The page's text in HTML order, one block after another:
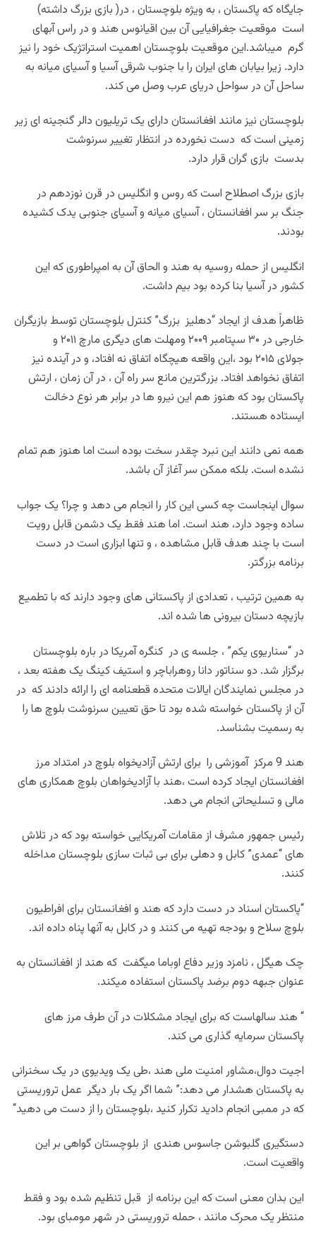
جایگاه که پاکستان ، به ویژه بلوچستان ، در( بازی بزرگ داشته)
است موقعیت جغرافیایی آن بین اقیانوس هند و در راس آبهای
گرم میباشد.این موقعیت بلوچستان اهمیت استراتژیک خود را نیز
دارد. زیرا بیابان های ایران را با جنوب شرقی آسیا و آسیای میانه به
ساحل آن در سواحل دریای عرب وصل می کند.
بلوچستان نیز مانند افغانستان دارای یک تریلیون دالر گنجینه ای زیر
زمینی است که دست نخورده در انتظار تغییر سرنوشت
بدست بازی گران قرار دارد.
بازی بزرگ اصطلاح است که روس و انگلیس در قرن نوزدهم در
جنگ بر سر افغانستان ، آسیای میانه و آسیای جنوبی یدک کشیده
بودند.
انگلیس از حمله روسیه به هند و الحاق آن به امپراطوری که این
کشور در آسیا بنا کرده بود بیم داشت.
ظاهراً هدف از ایجاد “دهلیز بزرگ” کنترل بلوچستان توسط بازیگران
خارجی در‌ ۳۰ سپتامبر۲۰۰۹ ومهلت های دیگری مارچ ۲۰۱۱ و
جولای ۲۰۱۵ بود ،این واقعه هیچگاه اتفاق نه افتاد، و در آینده نیز‌
اتفاق نخواهد افتاد. بزرگترین مانع سر‌ راه آن ، در آن زمان ، ارتش
پاکستان بود که هنوز هم این نیرو ها در برابر هر نوع دخالت
ایستاده هستند.
همه نمی دانند این نبرد چقدر سخت بوده است اما هنوز هم تمام
نشده است. بلکه ممکن سر آغاز آن باشد.
سوال اینجاست چه کسی این کار را انجام می دهد و چرا؟ یک جواب
ساده وجود دارد، هند است. اما هند فقط یک دشمن قابل رویت
است با چند هدف قابل مشاهده ، و تنها ابزاری است در دست
برنامه بزرگتر.
به همین ترتیب ، تعدادی از پاکستانی های وجود دارند که با تطمیع
بازیچه دستان بیرونی ها شده اند.
در “سناریوی یکم” ، جلسه ی در کنگره آمریکا در باره بلوچستان
برگزار شد. دو سناتور دانا روهراباچر و استیف کینگ یک هفته بعد ،
در مجلس نمایندگان ایالات متحده قطعنامه ای را ارائه دادند که در
آن از پاکستان خواسته شده بود تا حق تعیین سرنوشت بلوچ‌ ها را
به رسمیت بشناسد.
هند 9 مرکز آموزشی را برای ارتش آزادیخواه بلوچ در امتداد مرز
افغانستان ایجاد کرده است ،هند با آزادیخواهان بلوچ همکاری های
مالی و تسلیحاتی انجام می دهد.
رئیس جمهور مشرف از مقامات آمریكایی خواسته بود كه در تلاش
های “عمدی” كابل و دهلی برای بی ثبات سازی بلوچستان مداخله
كنند.
“پاکستان اسناد در دست دارد که هند و افغانستان برای افراطیون
بلوچ سلاح و بودجه تهیه می کنند و در کابل به آنها پناه داده اند.
چک هیگل ، نامزد وزیر دفاع اوباما میگفت که هند از افغانستان به
عنوان جبهه دوم برضد پاکستان استفاده میکند.
“ هند سالهاست كه برای ایجاد مشکلات در آن طرف مرز های
پاکستان سرمایه گذاری می کند.
اجیت دوال،مشاور امنیت ملی هند ،طی یک ویدیوی در یک سخنرانی
به پاکستان هشدار می دهد:” شما اگر یک بار دیگر عمل تروریستی‌
که در ممبی انجام دادید تکرار کنید ،بلوچستان را از دست می دهید“
دستگیری گلبوشن جاسوس هندی از بلوچستان گواهی بر این
واقعیت است.
این بدان معنی است که این برنامه از قبل تنظیم شده بود و فقط
منتظر یک محرک مانند ، حمله تروریستی در شهر مومبای بود.